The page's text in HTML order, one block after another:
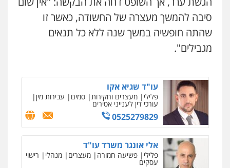
סיבה להמשך מעצרה של החשודה, כאשר זו
שהתה חופשיה במשך שנה ללא כל תנאים
מגבילים".
עו"ד תומר בנישתי
פלילי מעצרים וחקירות צווארון לבן פשיעה
עו"ד שגיא אקו
פלילי מעצרים וחקירות סמים עבירות מין
עורכי דין לענייני אסירים
0525279829
אלי אונגר משרד עו"ד
פלילי פשיעה חמורה מעצרים מנהלי רישוי
עסקים